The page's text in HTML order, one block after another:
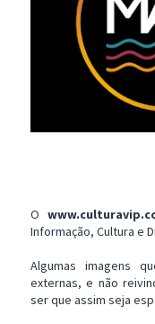
O
Informação, Cultura e
Algumas imagens
externas, e não
ser que assim seja